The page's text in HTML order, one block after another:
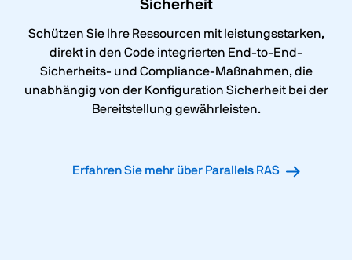
Sicherheit
Schützen Sie Ihre Ressourcen mit leistungsstarken,
direkt in den Code integrierten End-to-End-
Sicherheits- und Compliance-Maßnahmen, die
unabhängig von der Konfiguration Sicherheit bei der
Bereitstellung gewährleisten.
Erfahren Sie mehr über Parallels RAS